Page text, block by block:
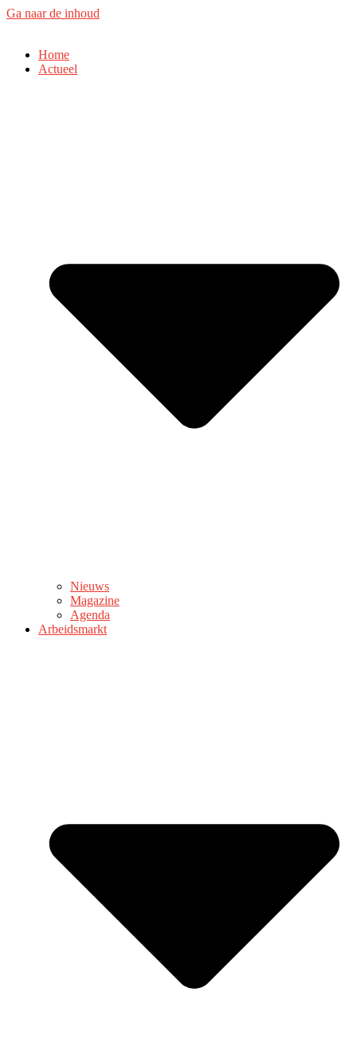
Ga naar de inhoud
Home
Actueel
Nieuws
Magazine
Agenda
Arbeidsmarkt